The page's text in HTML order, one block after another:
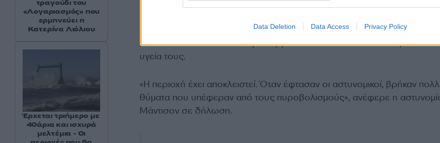
Data Deletion Data Access Privacy Policy
Στο σχολείο έσπευσαν και γονείς για να δουν αν τα παιδιά τους είναι
υγεία τους.
«Η περιοχή έχει αποκλειστεί. Όταν έφτασαν οι αστυνομικοί, βρήκαν
θύματα που υπέφεραν από τους πυροβολισμούς», ανέφερε η
Μάντισον σε δήλωση.
τραγούδι του
«Λογαριασμός» που
ερμηνεύει η
Κατερίνα Λιόλιου
Έρχεται τριήμερο με
40άρια και ισχυρά
μελτέμια - Οι